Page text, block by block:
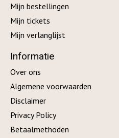
Mijn bestellingen
Mijn tickets
Mijn verlanglijst
Informatie
Over ons
Algemene voorwaarden
Disclaimer
Privacy Policy
Betaalmethoden